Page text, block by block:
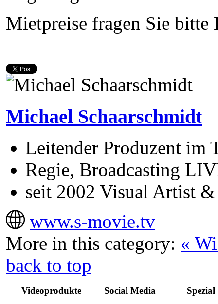
Mietpreise fragen Sie
Michael Schaarschmidt
Leitender Produzent im
Regie, Broadcasting
seit 2002 Visual Artist
www.s-movie.tv
More in this category: «
back to top
Videoprodukte Social Media